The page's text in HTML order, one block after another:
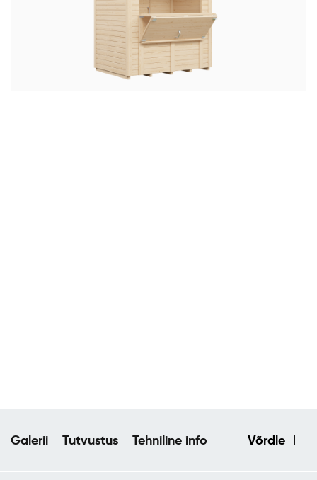
Galerii Tutvustus Tehniline info Võrdle